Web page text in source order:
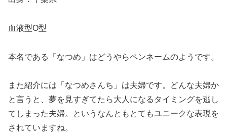
血液型O型
本名である「なつめ」はどうやらペンネームのようです。
また紹介には「なつめさんち」は夫婦です。どんな夫婦か
と言うと、夢を見すぎてたら大人になるタイミングを逃し
てしまった夫婦。というなんともとてもユニークな表現を
されていますね。